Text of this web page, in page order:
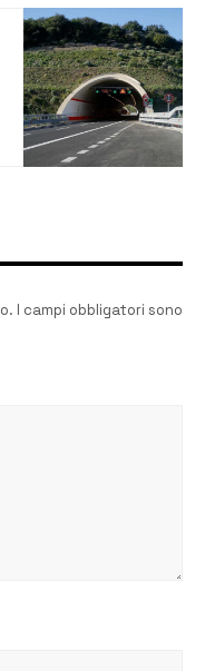
I campi obbligatori sono